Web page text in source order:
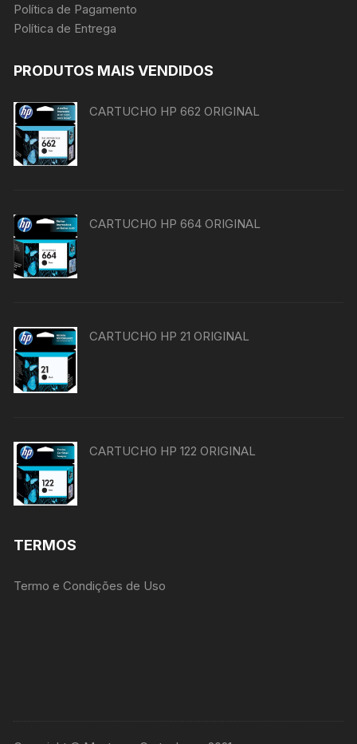
Política de Pagamento
Política de Entrega
PRODUTOS MAIS VENDIDOS
CARTUCHO HP 662 ORIGINAL
CARTUCHO HP 664 ORIGINAL
CARTUCHO HP 21 ORIGINAL
CARTUCHO HP 122 ORIGINAL
TERMOS
Termo e Condições de Uso